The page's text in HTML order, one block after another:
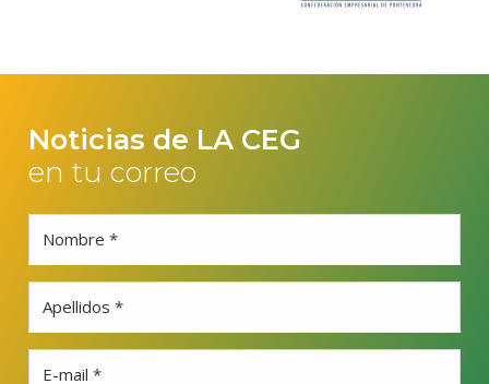
Noticias de LA CEG
en tu correo
Nombre *
Apellidos *
E-mail *